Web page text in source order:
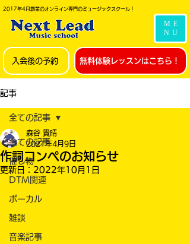
2017年4月創業のオンライン専門のミュージックスクール！
ME
NU
入会後の予約 無料体験レッスンはこちら！
記事
全ての記事
催し物
DTM関連
ボーカル
雑談
音楽記事
全ての記事
作詞コンペのお知らせ
森谷 貴晴
2021年4月9日
更新日： 2022年10月1日